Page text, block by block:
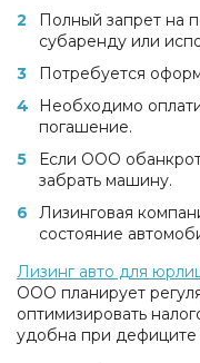
Полный запрет на
субаренду или
Потребуется
Необходимо
погашение.
Если ООО
забрать машину.
Лизинговая
состояние
Лизинг авто для
ООО планирует
оптимизировать
удобна при дефиците